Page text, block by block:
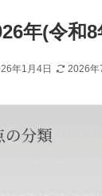
年(令和
年1月4日 2026年